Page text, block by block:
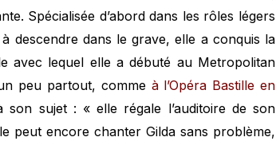
Spécialisée d’abord dans les rôles légers
descendre dans le grave, elle a conquis la
avec lequel elle a débuté au Metropolitan
peu partout, comme à l’Opéra Bastille en
sujet : « elle régale l’auditoire de son
peut encore chanter Gilda sans problème,